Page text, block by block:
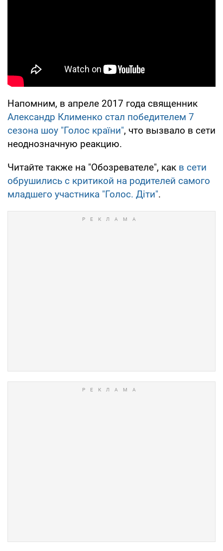
Напомним, в апреле 2017 года священник
Александр Клименко стал победителем 7
сезона шоу "Голос країни", что вызвало в сети
неоднозначную реакцию.
Читайте также на "Обозревателе", как в сети
обрушились с критикой на родителей самого
младшего участника "Голос. Діти".